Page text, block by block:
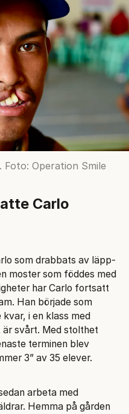
Operation Smile
Carlo
som drabbats av läpp-
moster som föddes med
har Carlo fortsatt
Han började som
i en klass med
svårt. Med stolthet
terminen blev
3” av 35 elever.
arbeta med
Hemma på gården